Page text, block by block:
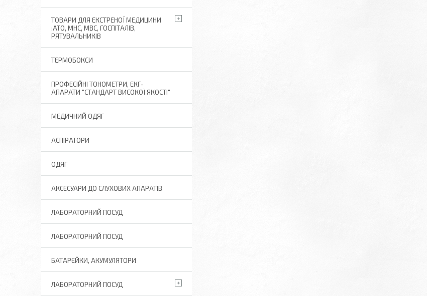
ТОВАРИ ДЛЯ ЕКСТРЕНОЇ МЕДИЦИНИ
:АТО, МНС, МВС, ГОСПІТАЛІВ,
РЯТУВАЛЬНИКІВ
ТЕРМОБОКСИ
ПРОФЕСІЙНІ ТОНОМЕТРИ, ЕКГ-
АПАРАТИ "СТАНДАРТ ВИСОКОЇ ЯКОСТІ"
МЕДИЧНИЙ ОДЯГ
АСПІРАТОРИ
ОДЯГ
АКСЕСУАРИ ДО СЛУХОВИХ АПАРАТІВ
ЛАБОРАТОРНИЙ ПОСУД
ЛАБОРАТОРНИЙ ПОСУД
БАТАРЕЙКИ, АКУМУЛЯТОРИ
ЛАБОРАТОРНИЙ ПОСУД